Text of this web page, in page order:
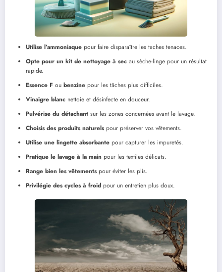
Utilise l’ammoniaque pour faire disparaître les taches tenaces.
Opte pour un kit de nettoyage à sec au sèche-linge pour un résultat
rapide.
Essence F ou benzine pour les tâches plus difficiles.
Vinaigre blanc nettoie et désinfecte en douceur.
Pulvérise du détachant sur les zones concernées avant le lavage.
Choisis des produits naturelspour préserver vos vêtements.
Utilise une lingette absorbante pour capturer les impuretés.
Pratique le lavage à la main pour les textiles délicats.
Range bien les vêtementspour éviter les plis.
Privilégie des cycles à froid pour un entretien plus doux.